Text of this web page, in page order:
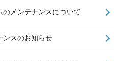
メンテナンスについて
ンスのお知らせ